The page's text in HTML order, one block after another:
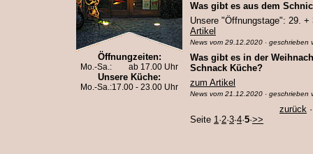
Öffnungzeiten:
Mo.-Sa.: ab 17.00 Uhr
Unsere Küche:
Mo.-Sa.:17.00 - 23.00 Uhr
Was gibt es aus dem
Unsere "Öffnungstage": 29.
Artikel
News vom 29.12.2020 · geschrieben
Was gibt es in der
Schnack Küche?
zum Artikel
News vom 21.12.2020 · geschrieben
zurück
Seite 1·2·3·4·5·>>